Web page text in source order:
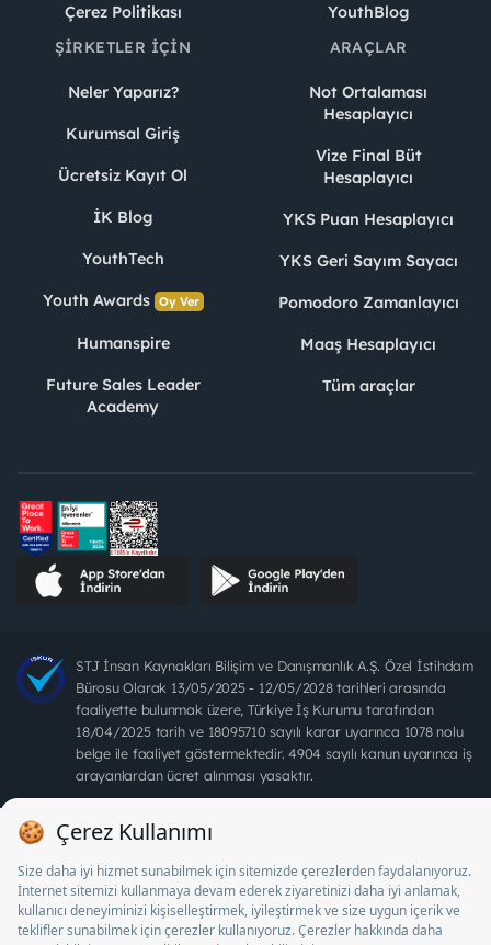
Çerez Politikası
YouthBlog
ŞIRKETLER İÇIN
Neler Yaparız?
Kurumsal Giriş
Ücretsiz Kayıt Ol
İK Blog
YouthTech
Youth Awards Oy Ver
Humanspire
Future Sales Leader
Academy
ARAÇLAR
Not Ortalaması
Hesaplayıcı
Vize Final Büt
Hesaplayıcı
YKS Puan Hesaplayıcı
YKS Geri Sayım Sayacı
Pomodoro Zamanlayıcı
Maaş Hesaplayıcı
Tüm araçlar
STJ İnsan Kaynakları Bilişim ve Danışmanlık A.Ş. Özel İstihdam
Bürosu Olarak 13/05/2025 - 12/05/2028 tarihleri arasında
faaliyette bulunmak üzere, Türkiye İş Kurumu tarafından
18/04/2025 tarih ve 18095710 sayılı karar uyarınca 1078 nolu
belge ile faaliyet göstermektedir. 4904 sayılı kanun uyarınca iş
arayanlardan ücret alınması yasaktır.